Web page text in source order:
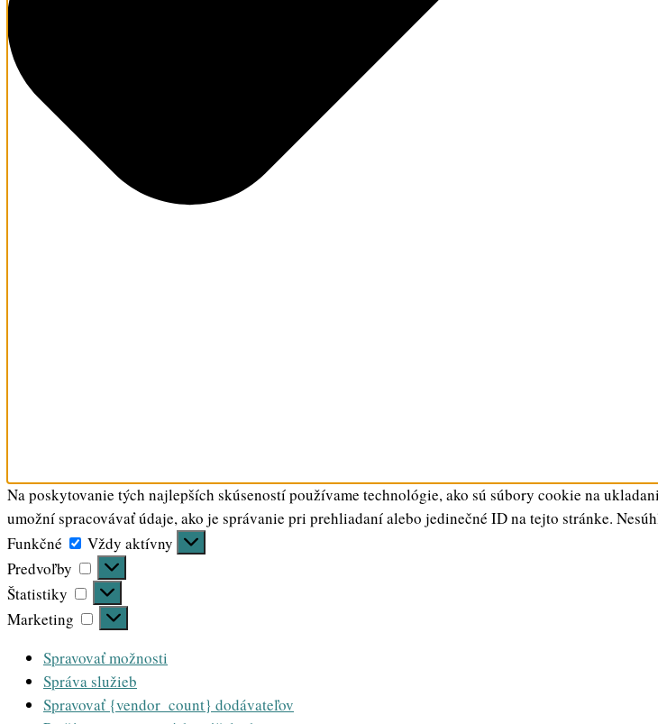
Na poskytovanie tých najlepších skúseností používame technológie, ako sú súbory cookie na
umožní spracovávať údaje, ako je správanie pri prehliadaní alebo jedinečné ID na tejto stránke.
Funkčné
Funkčné
Vždy aktívny
Predvoľby
Predvoľby
Štatistiky
Štatistiky
Marketing
Marketing
Spravovať možnosti
Správa služieb
Spravovať {vendor_count} dodávateľov